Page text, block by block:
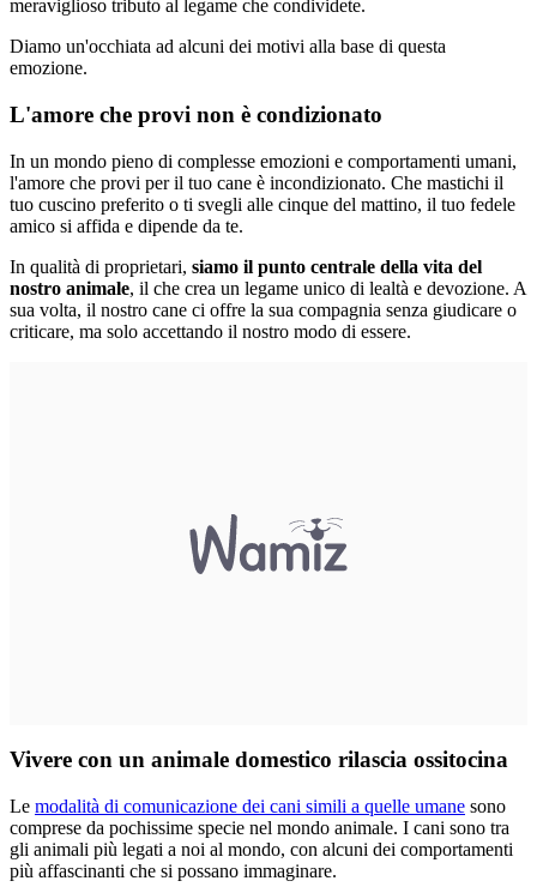
meraviglioso tributo al legame che condividete.
Diamo un'occhiata ad alcuni dei motivi alla base di questa
emozione.
L'amore che provi non è condizionato
In un mondo pieno di complesse emozioni e comportamenti umani,
l'amore che provi per il tuo cane è incondizionato. Che mastichi il
tuo cuscino preferito o ti svegli alle cinque del mattino, il tuo fedele
amico si affida e dipende da te.
In qualità di proprietari, siamo il punto centrale della vita del
nostro animale, il che crea un legame unico di lealtà e devozione. A
sua volta, il nostro cane ci offre la sua compagnia senza giudicare o
criticare, ma solo accettando il nostro modo di essere.
Vivere con un animale domestico rilascia ossitocina
Le modalità di comunicazione dei cani simili a quelle umane sono
comprese da pochissime specie nel mondo animale. I cani sono tra
gli animali più legati a noi al mondo, con alcuni dei comportamenti
più affascinanti che si possano immaginare.